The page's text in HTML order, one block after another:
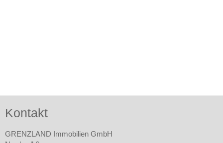
Kontakt
GRENZLAND Immobilien GmbH